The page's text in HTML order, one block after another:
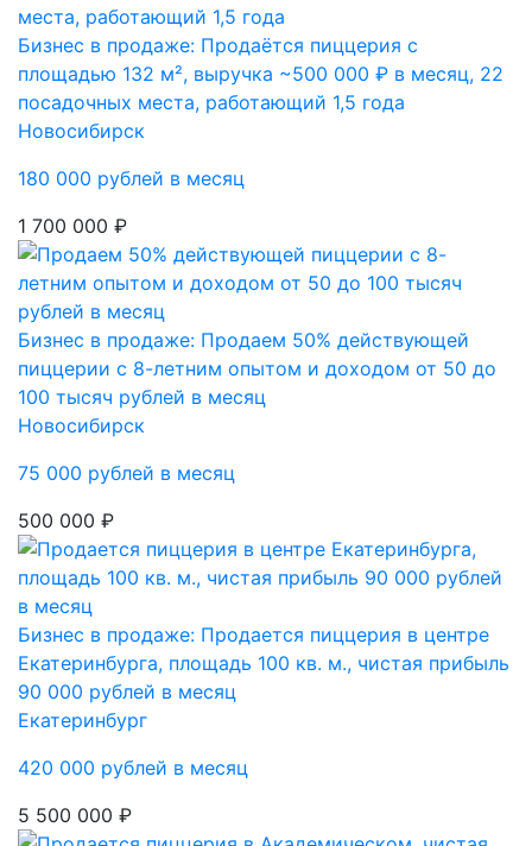
Бизнес в продаже: Продаётся пиццерия с
площадью 132 м², выручка ~500 000 ₽ в месяц, 22
посадочных места, работающий 1,5 года
Новосибирск
180 000 рублей в месяц
1 700 000 ₽
Бизнес в продаже: Продаем 50% действующей
пиццерии с 8-летним опытом и доходом от 50 до
100 тысяч рублей в месяц
Новосибирск
75 000 рублей в месяц
500 000 ₽
Бизнес в продаже: Продается пиццерия в центре
Екатеринбурга, площадь 100 кв. м., чистая прибыль
90 000 рублей в месяц
Екатеринбург
420 000 рублей в месяц
5 500 000 ₽